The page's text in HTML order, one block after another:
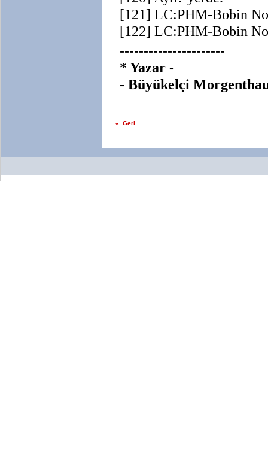
[121] LC:PHM-Bobin
[122] LC:PHM-Bobin
----------------------
* Yazar -
- Büyükelçi
« Geri